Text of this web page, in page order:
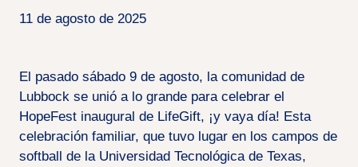
11 de agosto de 2025
El pasado sábado 9 de agosto, la comunidad de
Lubbock se unió a lo grande para celebrar el
HopeFest inaugural de LifeGift, ¡y vaya día! Esta
celebración familiar, que tuvo lugar en los campos de
softball de la Universidad Tecnológica de Texas,